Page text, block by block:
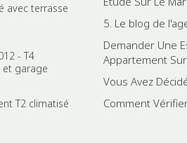
avec terrasse
- T4
et garage
T2 climatisé
5. Le blog de
Demander Une
Appartement
Vous Avez
Comment